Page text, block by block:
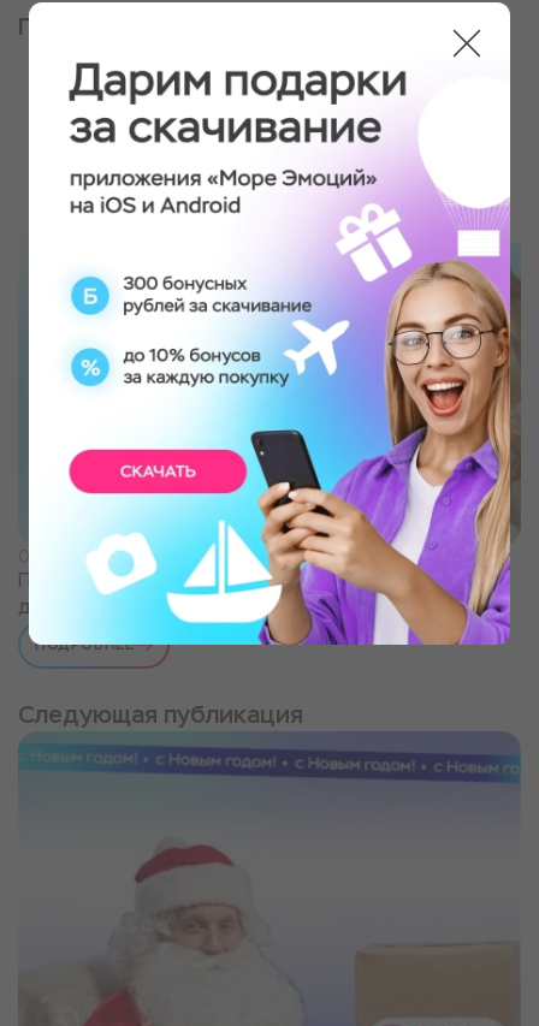
Предыдущая публикация
06.11.2025
Подарки-впечатления в Екатеринбурге: 4 причины
дарить эмоции
ПОДРОБНЕЕ
Следующая публикация